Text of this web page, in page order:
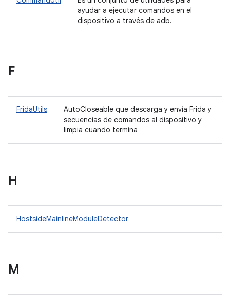
ayudar a ejecutar comandos en el
dispositivo a través de adb.
F
FridaUtils
AutoCloseable que descarga y envía Frida y
secuencias de comandos al dispositivo y
limpia cuando termina
H
HostsideMainlineModuleDetector
M